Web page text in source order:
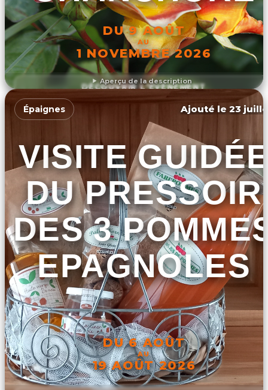
Aperçu de la description
DU 9 AOÛT
AU
1 NOVEMBRE 2026
DÉCOUVRIR L'ÉVÉNEMENT
Épaignes Ajouté le 23
VISITE
DU PRESSOIR
DES 3
EPAGNOLES
DU 6 AOÛT
AU
19 AOÛT 2026